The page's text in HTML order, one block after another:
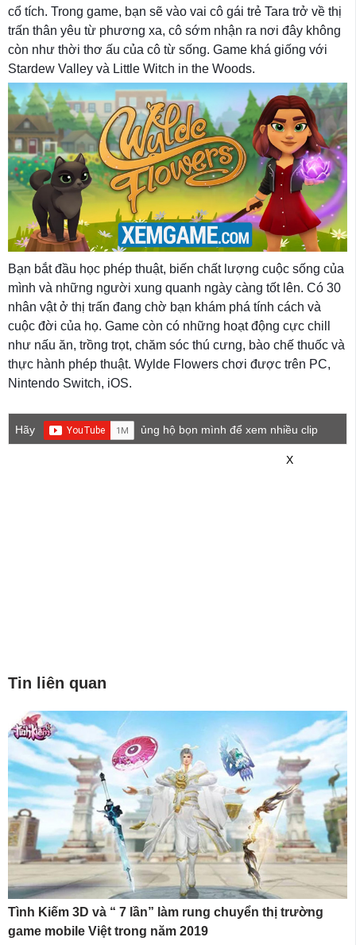
cổ tích. Trong game, bạn sẽ vào vai cô gái trẻ Tara trở về thị
trấn thân yêu từ phương xa, cô sớm nhận ra nơi đây không
còn như thời thơ ấu của cô từ sống. Game khá giống với
Stardew Valley và Little Witch in the Woods.
Bạn bắt đầu học phép thuật, biến chất lượng cuộc sống của
mình và những người xung quanh ngày càng tốt lên. Có 30
nhân vật ở thị trấn đang chờ bạn khám phá tính cách và
cuộc đời của họ. Game còn có những hoạt động cực chill
như nấu ăn, trồng trọt, chăm sóc thú cưng, bào chế thuốc và
thực hành phép thuật. Wylde Flowers chơi được trên PC,
Nintendo Switch, iOS.
Hãy
ủng hộ bọn mình để xem nhiều clip
X
Tin liên quan
Tình Kiếm 3D và “ 7 lần” làm rung chuyển thị trường
game mobile Việt trong năm 2019